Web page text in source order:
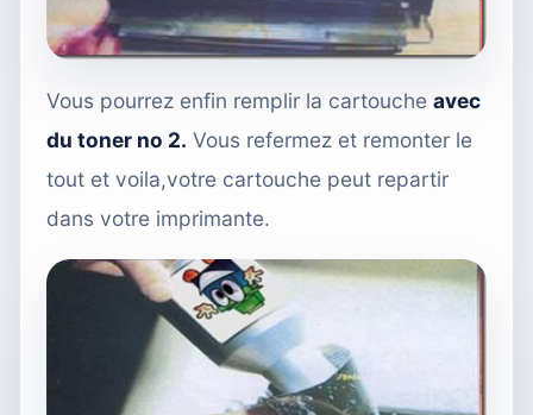
Vous pourrez enfin remplir la cartouche avec
du toner no 2. Vous refermez et remonter le
tout et voila,votre cartouche peut repartir
dans votre imprimante.